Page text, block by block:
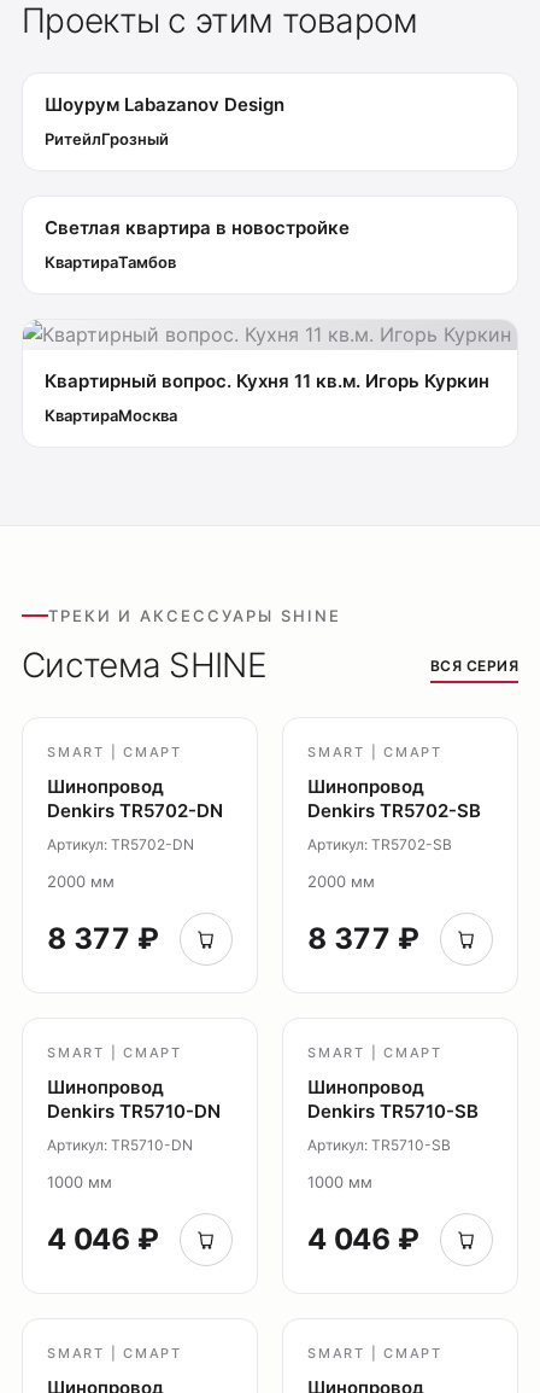
Проекты с этим товаром
Шоурум Labazanov Design
РитейлГрозный
Светлая квартира в новостройке
КвартираТамбов
Квартирный вопрос. Кухня 11 кв.м. Игорь Куркин
КвартираМосква
ТРЕКИ И АКСЕССУАРЫ SHINE
Система SHINE ВСЯ СЕРИЯ
SMART | СМАРТ
Шинопровод
Denkirs TR5702-DN
Артикул: TR5702-DN
2000 мм
8 377 ₽
SMART | СМАРТ
Шинопровод
Denkirs TR5702-SB
Артикул: TR5702-SB
2000 мм
8 377 ₽
SMART | СМАРТ
Шинопровод
Denkirs TR5710-DN
Артикул: TR5710-DN
1000 мм
4 046 ₽
SMART | СМАРТ
Шинопровод
Denkirs TR5710-SB
Артикул: TR5710-SB
1000 мм
4 046 ₽
SMART | СМАРТ
Шинопровод
SMART | СМАРТ
Шинопровод
Трековые системы
Подсветка ступеней
Потолочные накладные
Потолочные подвесные
Точечные светильники
Управление освещением
Настенные светильники
Уличное освещение
Профиль Slott
О продуктах
Система Air
Система Belty
Профиль Smart ONE
Уличное освещение
Система Shine
Светильники Orbit